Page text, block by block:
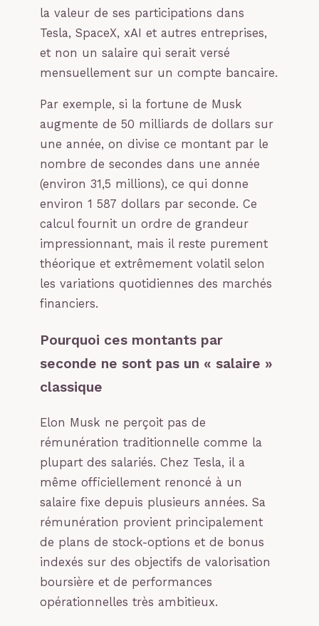
la valeur de ses participations dans
Tesla, SpaceX, xAI et autres entreprises,
et non un salaire qui serait versé
mensuellement sur un compte bancaire.
Par exemple, si la fortune de Musk
augmente de 50 milliards de dollars sur
une année, on divise ce montant par le
nombre de secondes dans une année
(environ 31,5 millions), ce qui donne
environ 1 587 dollars par seconde. Ce
calcul fournit un ordre de grandeur
impressionnant, mais il reste purement
théorique et extrêmement volatil selon
les variations quotidiennes des marchés
financiers.
Pourquoi ces montants par
seconde ne sont pas un « salaire »
classique
Elon Musk ne perçoit pas de
rémunération traditionnelle comme la
plupart des salariés. Chez Tesla, il a
même officiellement renoncé à un
salaire fixe depuis plusieurs années. Sa
rémunération provient principalement
de plans de stock-options et de bonus
indexés sur des objectifs de valorisation
boursière et de performances
opérationnelles très ambitieux.